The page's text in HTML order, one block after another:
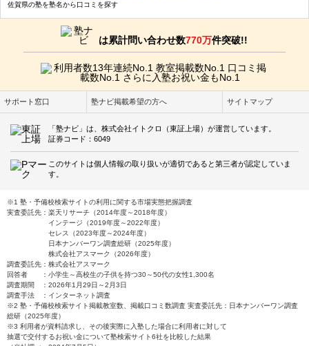
佐賀県の塾を塾名から口コミを探す
は累計問い合わせ数770万件突破!!
サポート窓口 塾ナビ掲載希望の方へ サイトマップ
「塾ナビ」は、株式会社イトクロ（東証上場）が運営しています。
証券コード：6049
このサイトは個人情報の取り扱いが適切であると第三者が認定していま
す。
※1 塾・予備校検索サイトの利用に関する市場実態把握調査
実査委託先：楽天リサーチ（2014年度～2018年度）
インテージ（2019年度～2022年度）
セレス（2023年度～2024年度）
日本ナンバーワン調査総研（2025年度）
株式会社アスマーク（2026年度）
調査委託先：株式会社アスマーク
回答者 ：小学生～高校生の子供を持つ30～50代の女性1,300名
調査期間 ：2026年1月29日～2月3日
調査手法 ：インターネット調査
※2 塾・予備校検索サイト掲載教室数、掲載口コミ数調査 実査委託先：日本ナンバーワン調査
総研（2025年度）
※3 利用者が資料請求し、その後実際に入塾した場合に利用者に対して
抽選で交付するお祝い金について塾検索サイト6社を比較した結果